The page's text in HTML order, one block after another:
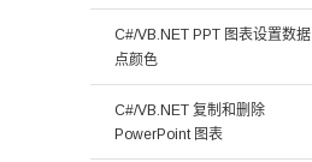
C#/VB.NET PPT 图表设置数据
点颜色
C#/VB.NET 复制和删除
PowerPoint 图表